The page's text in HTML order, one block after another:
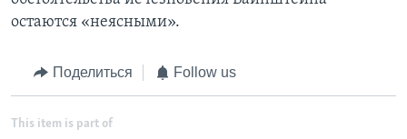
остаются «неясными».
Поделиться Follow us
This item is part of